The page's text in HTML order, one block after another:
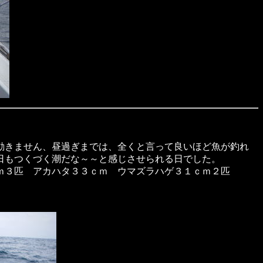
ません、昼過ぎまでは、全くと言って良いほど魚が釣れ
つくづく潮だな～～と感じさせられる日でした。
匹 アカハタ３３ｃｍ ウマズラハゲ３１ｃｍ２匹